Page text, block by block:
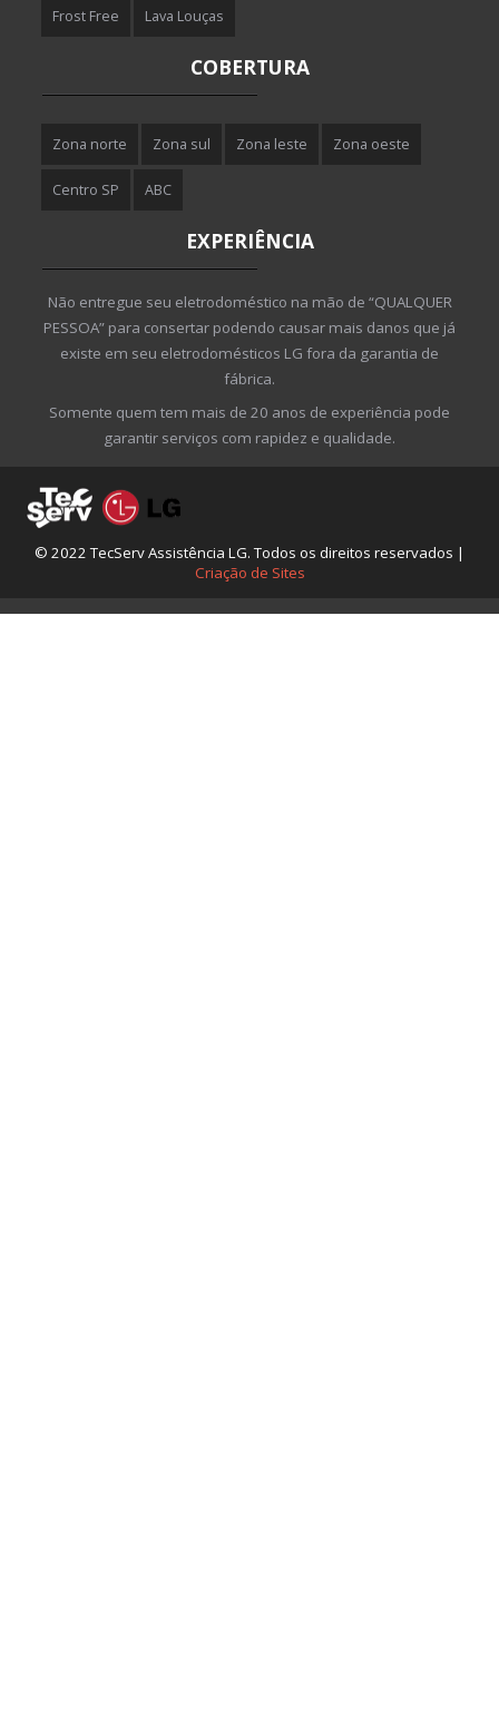
Frost Free Lava Louças
COBERTURA
Zona norte Zona sul Zona leste Zona oeste
Centro SP ABC
EXPERIÊNCIA
Não entregue seu eletrodoméstico na mão de “QUALQUER
PESSOA” para consertar podendo causar mais danos que já
existe em seu eletrodomésticos LG fora da garantia de
fábrica.
Somente quem tem mais de 20 anos de experiência pode
garantir serviços com rapidez e qualidade.
© 2022 TecServ Assistência LG. Todos os direitos reservados |
Criação de Sites